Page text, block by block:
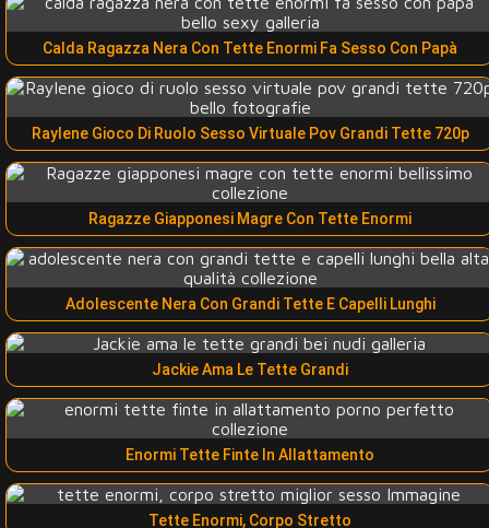
Calda Ragazza Nera Con Tette Enormi Fa Sesso Con Papà
Raylene Gioco Di Ruolo Sesso Virtuale Pov Grandi Tette 720p
Ragazze Giapponesi Magre Con Tette Enormi
Adolescente Nera Con Grandi Tette E Capelli Lunghi
Jackie Ama Le Tette Grandi
Enormi Tette Finte In Allattamento
Tette Enormi, Corpo Stretto